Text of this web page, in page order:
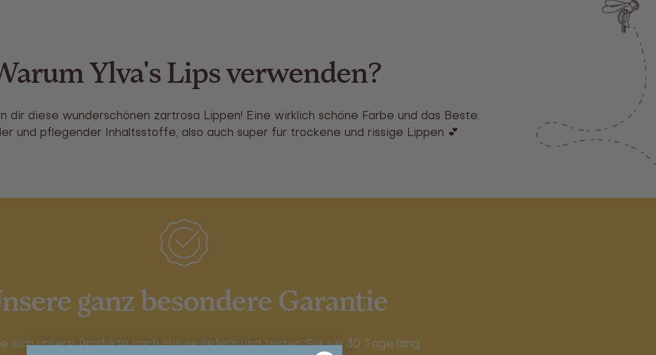
Ylva's Lips verwenden?
dir diese wunderschönen zartrosa Lippen! Eine wirklich schöne Farbe und das Beste:
und pflegender Inhaltsstoffe, also auch super für trockene und rissige Lippen 💕
ganz besondere Garantie
sich unsere Produkte nach Hause liefern und testen Sie sie 30 Tage lang.